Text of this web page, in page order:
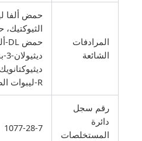
المرادفات
الشائعة
رقم سجل
دائرة
المستخلصات
1077-28-7